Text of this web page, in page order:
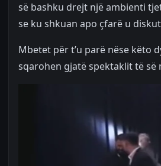
së bashku drejt një ambienti
se ku shkuan apo çfarë u
Mbetet për t’u parë nëse këto
sqarohen gjatë spektaklit të së